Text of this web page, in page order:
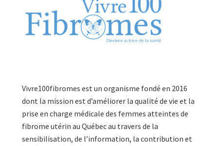
Vivre100fibromes est un organisme fondé en 2016
dont la mission est d’améliorer la qualité de vie et la
prise en charge médicale des femmes atteintes de
fibrome utérin au Québec au travers de la
sensibilisation, de l’information, la contribution et